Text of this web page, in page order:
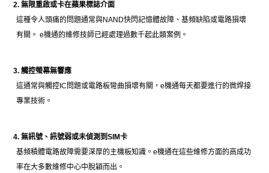
2. 無限重啟或卡在蘋果標誌介面
這種令人頭痛的問題通常與NAND快閃記憶體故障、基頻缺陷或電路損壞
有關。 e機通的維修技師已經處理過數千起此類案例。
3. 觸控螢幕無響應
這通常與觸控IC問題或電路板彎曲損壞有關，e機通每天都要進行的微焊接
專業技術。
4. 無訊號、訊號弱或未偵測到SIM卡
基頻積體電路故障需要深厚的主機板知識。e機通在這些維修方面的高成功
率在大多數維修中心中脫穎而出。